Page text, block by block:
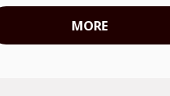
MORE